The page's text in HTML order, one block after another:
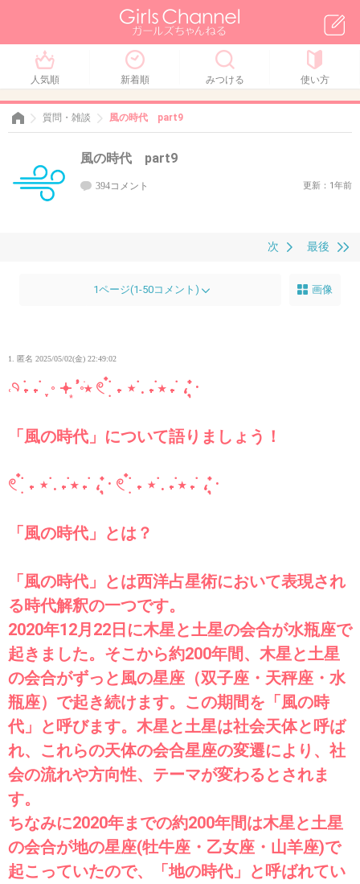
人気順 新着順 みつける 使い方
質問・雑談 風の時代 part9
風の時代 part9
394コメント 更新：1年前
最後
次
1ページ(1-50コメント) 画像
1. 匿名 2025/05/02(金) 22:49:02
˓𓄹 ࣪˖ ˖ ࣪ ִֶָ ⸰ 𖥔 ͙ࣳ ⸰ֺ⭑ 𓏲 ๋࣭ ࣪ ˖ ⋆ ࣪. ˖ ࣪⭑ ˖ ࣪ ٬ ุ๋ ⸱
「風の時代」について語りましょう！
𓏲 ๋࣭ ࣪ ˖ ⋆ ࣪. ˖ ࣪⭑ ˖ ࣪ ٬ ุ๋ ⸱ 𓏲 ๋࣭ ࣪ ˖ ⋆ ࣪. ˖ ࣪⭑ ˖ ࣪ ٬ ุ๋ ⸱
「風の時代」とは？
「風の時代」とは西洋占星術において表現され
る時代解釈の一つです。
2020年12月22日に木星と土星の会合が水瓶座で
起きました。そこから約200年間、木星と土星
の会合がずっと風の星座（双子座・天秤座・水
瓶座）で起き続けます。この期間を「風の時
代」と呼びます。木星と土星は社会天体と呼ば
れ、これらの天体の会合星座の変遷により、社
会の流れや方向性、テーマが変わるとされま
す。
ちなみに2020年までの約200年間は木星と土星
の会合が地の星座(牡牛座・乙女座・山羊座)で
起こっていたので、「地の時代」と呼ばれてい